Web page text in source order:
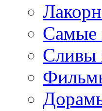
Самые
Сливы